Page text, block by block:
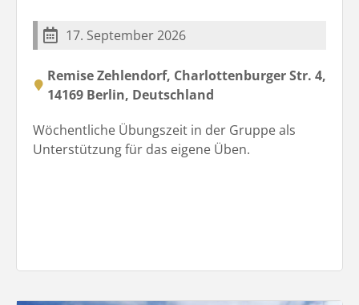
17. September 2026
Remise Zehlendorf, Charlottenburger Str. 4,
14169 Berlin, Deutschland
Wöchentliche Übungszeit in der Gruppe als
Unterstützung für das eigene Üben.